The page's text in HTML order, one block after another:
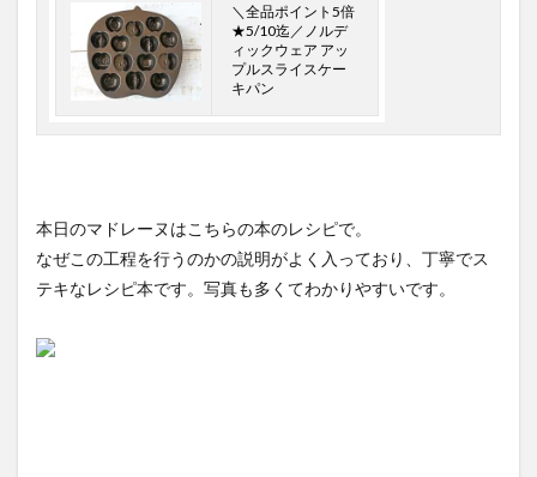
＼全品ポイント5倍
★5/10迄／ノルデ
ィックウェア アッ
プルスライスケー
キパン
本日のマドレーヌはこちらの本のレシピで。
なぜこの工程を行うのかの説明がよく入っており、丁寧でス
テキなレシピ本です。写真も多くてわかりやすいです。